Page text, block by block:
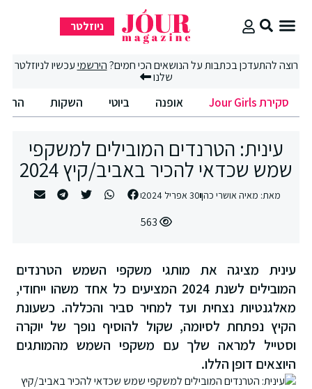
ניוזלטר
רוצה להתעדכן בכתבות על הנושאים הכי חמים?הירשמיעכשיו לניוזלטר
שלנו
סקירת Jour Girls אופנה ביוטי השקות
עינית: הטרנדים המובילים למשקפי
שמש שכדאי להכיר באביב/קיץ 2024
מאת: מאיה אושרי כהן30 אפריל 2024
עינית מציגה את מותגי משקפי השמש הטרנדים
המובילים לשנת 2024 המציעים כל אחד משהו ייחודי,
מאלגנטיות נצחית ועד למחיר סביר והכללה. כשעונת
הקיץ נפתחת לסיומה, שקול להוסיף נופך של יוקרה
וסטייל למראה שלך עם משקפי השמש מהמותגים
היוצאים דופן הללו.